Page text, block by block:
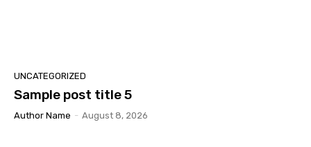
UNCATEGORIZED
Sample post title 5
Author Name - August 8, 2026